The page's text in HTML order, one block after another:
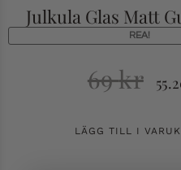
Julkula Glas Matt
REA!
69kr
LÄGG TILL I